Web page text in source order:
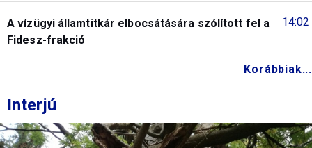
14:02
A vízügyi államtitkár elbocsátására szólított fel a
Fidesz-frakció
Korábbiak...
Interjú